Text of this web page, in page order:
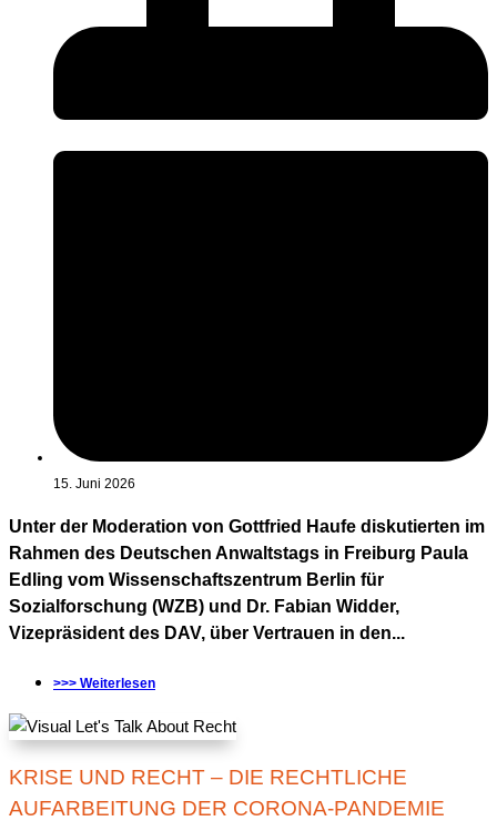
15. Juni 2026
Unter der Moderation von Gottfried Haufe diskutierten im
Rahmen des Deutschen Anwaltstags in Freiburg Paula
Edling vom Wissenschaftszentrum Berlin für
Sozialforschung (WZB) und Dr. Fabian Widder,
Vizepräsident des DAV, über Vertrauen in den...
>>> Weiterlesen
KRISE UND RECHT – DIE RECHTLICHE
AUFARBEITUNG DER CORONA-PANDEMIE